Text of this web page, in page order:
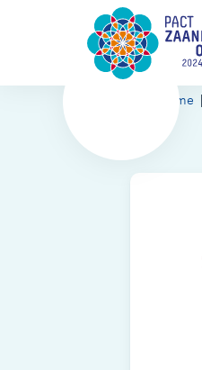
Home